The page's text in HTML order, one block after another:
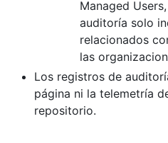
Managed
auditoría solo
relacionados
las
Los registros de
página ni la telemetría
repositorio.